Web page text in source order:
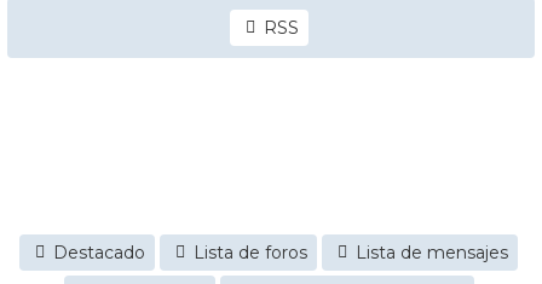
RSS
Destacado Lista de foros
Lista de mensajes